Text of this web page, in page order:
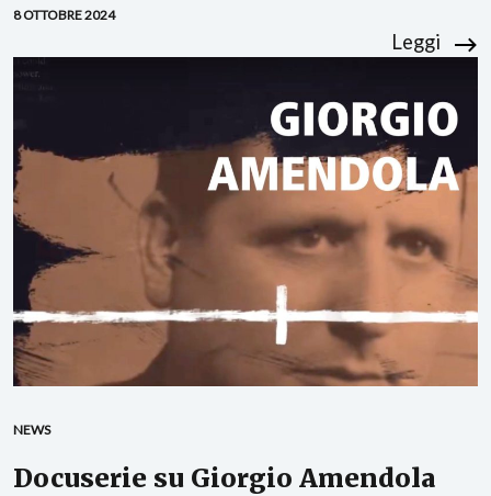
8 OTTOBRE 2024
Leggi
NEWS
Docuserie su Giorgio Amendola